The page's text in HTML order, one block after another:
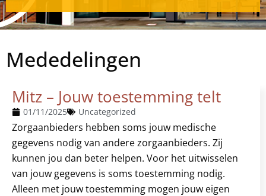
Mededelingen
Mitz – Jouw toestemming telt
01/11/2025 Uncategorized
Zorgaanbieders hebben soms jouw medische
gegevens nodig van andere zorgaanbieders. Zij
kunnen jou dan beter helpen. Voor het uitwisselen
van jouw gegevens is soms toestemming nodig.
Alleen met jouw toestemming mogen jouw eigen